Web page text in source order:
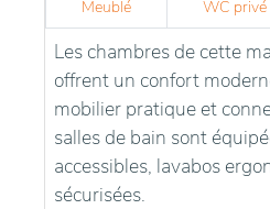
résidents. Le personnel
assurant des soins adaptés
tout en créant une
activités variées sont
résidents, avec un accent
et la qualité de vie.
Meublé WC privé
Les chambres de cette
offrent un confort
mobilier pratique et
salles de bain sont
accessibles, lavabos
sécurisées.